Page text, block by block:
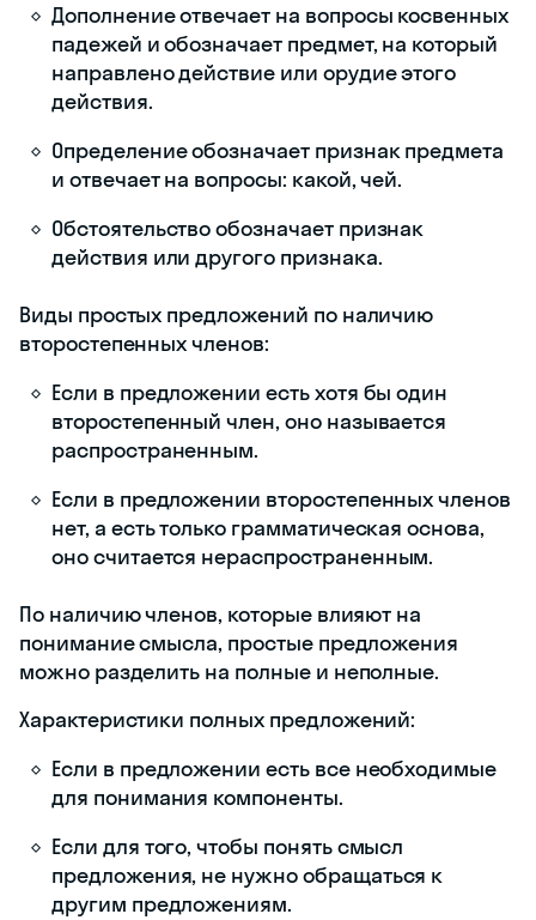
Дополнение отвечает на вопросы косвенных
падежей и обозначает предмет, на который
направлено действие или орудие этого
действия.
Определение обозначает признак предмета
и отвечает на вопросы: какой, чей.
Обстоятельство обозначает признак
действия или другого признака.
Виды простых предложений по наличию
второстепенных членов:
Если в предложении есть хотя бы один
второстепенный член, оно называется
распространенным.
Если в предложении второстепенных членов
нет, а есть только грамматическая основа,
оно считается нераспространенным.
По наличию членов, которые влияют на
понимание смысла, простые предложения
можно разделить на полные и неполные.
Характеристики полных предложений:
Если в предложении есть все необходимые
для понимания компоненты.
Если для того, чтобы понять смысл
предложения, не нужно обращаться к
другим предложениям.